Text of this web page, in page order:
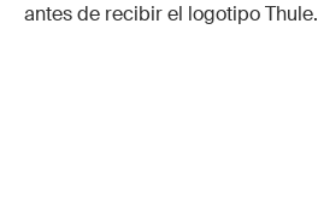
antes de recibir el logotipo Thule.